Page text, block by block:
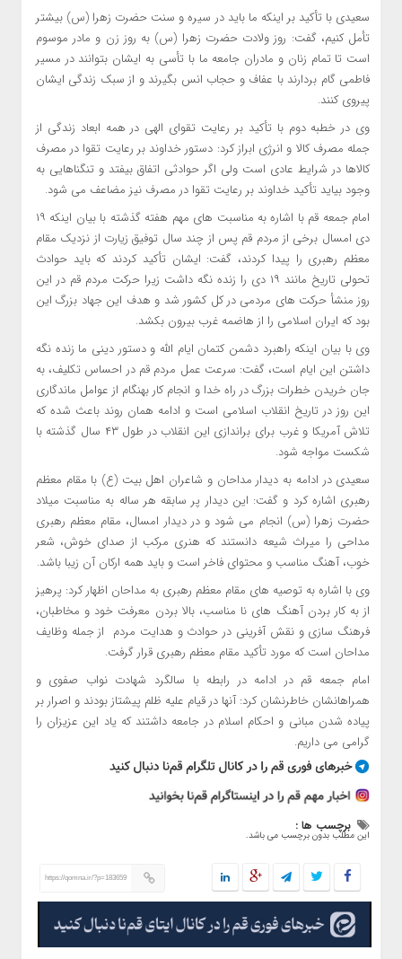
سعیدی با تأکید بر اینکه ما باید در سیره و سنت حضرت زهرا (س) بیشتر
تأمل کنیم، گفت: روز ولادت حضرت زهرا (س) به روز زن و مادر موسوم
است تا تمام زنان و مادران جامعه ما با تأسی به ایشان بتوانند در مسیر
فاطمی گام بردارند با عفاف و حجاب انس بگیرند و از سبک زندگی ایشان
پیروی کنند.
وی در خطبه دوم با تأکید بر رعایت تقوای الهی در همه ابعاد زندگی از
جمله مصرف کالا و انرژی ابراز کرد: دستور خداوند بر رعایت تقوا در مصرف
کالاها در شرایط عادی است ولی اگر حوادثی اتفاق بیفتد و تنگناهایی به
وجود بیاید تأکید خداوند بر رعایت تقوا در مصرف نیز مضاعف می شود.
امام جمعه قم با اشاره به مناسبت های مهم هفته گذشته با بیان اینکه ۱۹
دی امسال برخی از مردم قم پس از چند سال توفیق زیارت از نزدیک مقام
معظم رهبری را پیدا کردند، گفت: ایشان تأکید کردند که باید حوادث
تحولی تاریخ مانند ۱۹ دی را زنده نگه داشت زیرا حرکت مردم قم در این
روز منشأ حرکت های مردمی در کل کشور شد و هدف این جهاد بزرگ این
بود که ایران اسلامی را از هاضمه غرب بیرون بکشد.
وی با بیان اینکه راهبرد دشمن کتمان ایام الله و دستور دینی ما زنده نگه
داشتن این ایام است، گفت: سرعت عمل مردم قم در احساس تکلیف، به
جان خریدن خطرات بزرگ در راه خدا و انجام کار بهنگام از عوامل ماندگاری
این روز در تاریخ انقلاب اسلامی است و ادامه همان روند باعث شده که
تلاش آمریکا و غرب برای براندازی این انقلاب در طول ۴۳ سال گذشته با
شکست مواجه شود.
سعیدی در ادامه به دیدار مداحان و شاعران اهل بیت (ع) با مقام معظم
رهبری اشاره کرد و گفت: این دیدار پر سابقه هر ساله به مناسبت میلاد
حضرت زهرا (س) انجام می شود و در دیدار امسال، مقام معظم رهبری
مداحی را میراث شیعه دانستند که هنری مرکب از صدای خوش، شعر
خوب، آهنگ مناسب و محتوای فاخر است و باید همه ارکان آن زیبا باشد.
وی با اشاره به توصیه های مقام معظم رهبری به مداحان اظهار کرد: پرهیز
از به کار بردن آهنگ های نا مناسب، بالا بردن معرفت خود و مخاطبان،
فرهنگ سازی و نقش آفرینی در حوادث و هدایت مردم از جمله وظایف
مداحان است که مورد تأکید مقام معظم رهبری قرار گرفت.
امام جمعه قم در ادامه در رابطه با سالگرد شهادت نواب صفوی و
همراهانشان خاطرنشان کرد: آنها در قیام علیه ظلم پیشتاز بودند و اصرار بر
پیاده شدن مبانی و احکام اسلام در جامعه داشتند که یاد این عزیزان را
گرامی می داریم.
برچسب ها :
این مطلب بدون برچسب می باشد.
https://qomna.ir/?p=183659